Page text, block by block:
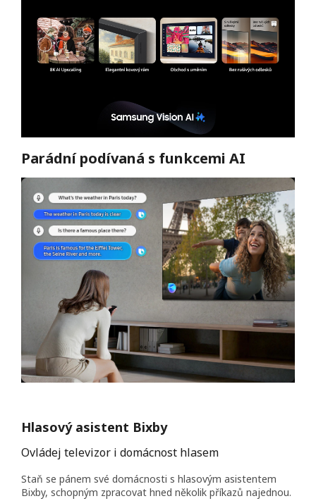
Parádní podívaná s funkcemi AI
Hlasový asistent Bixby
Ovládej televizor i domácnost hlasem
Staň se pánem své domácnosti s hlasovým asistentem
Bixby, schopným zpracovat hned několik příkazů najednou.